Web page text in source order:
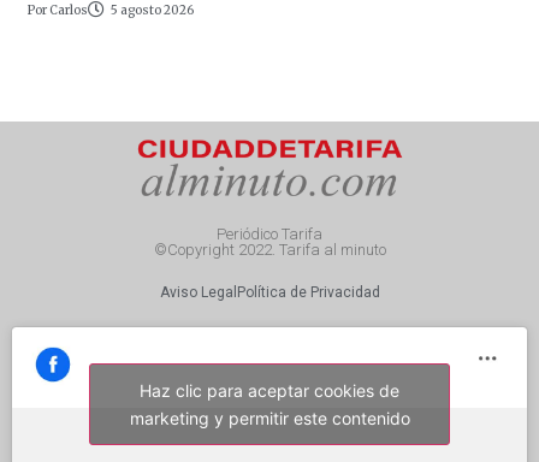
Por Carlos 5 agosto 2026
Periódico Tarifa
©Copyright 2022. Tarifa al minuto
Aviso Legal Política de Privacidad
Haz clic para aceptar cookies de
marketing y permitir este contenido